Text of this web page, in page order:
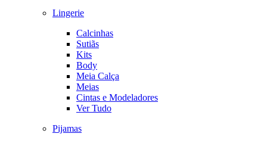
Lingerie
Calcinhas
Sutiãs
Kits
Body
Meia Calça
Meias
Cintas e Modeladores
Ver Tudo
Pijamas